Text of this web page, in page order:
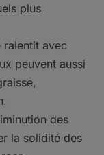
plus
ralentit avec
peuvent aussi
des
la solidité des